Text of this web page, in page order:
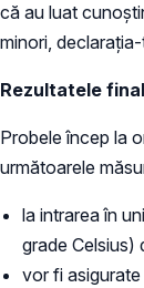
că au luat
minori,
Rezultatele
Probele încep la
următoarele
la intrarea în
grade Celsius)
vor fi